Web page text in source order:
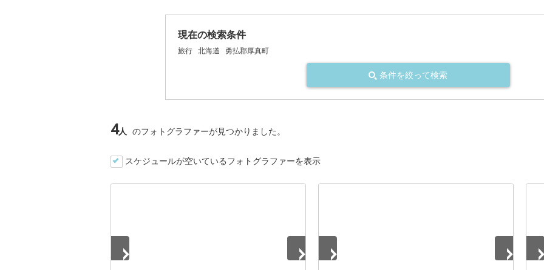
現在の検索条件
旅行 北海道 勇払郡厚真町
条件を絞って検索
4人 のフォトグラファーが見つかりました。
スケジュールが空いているフォトグラファーを表示